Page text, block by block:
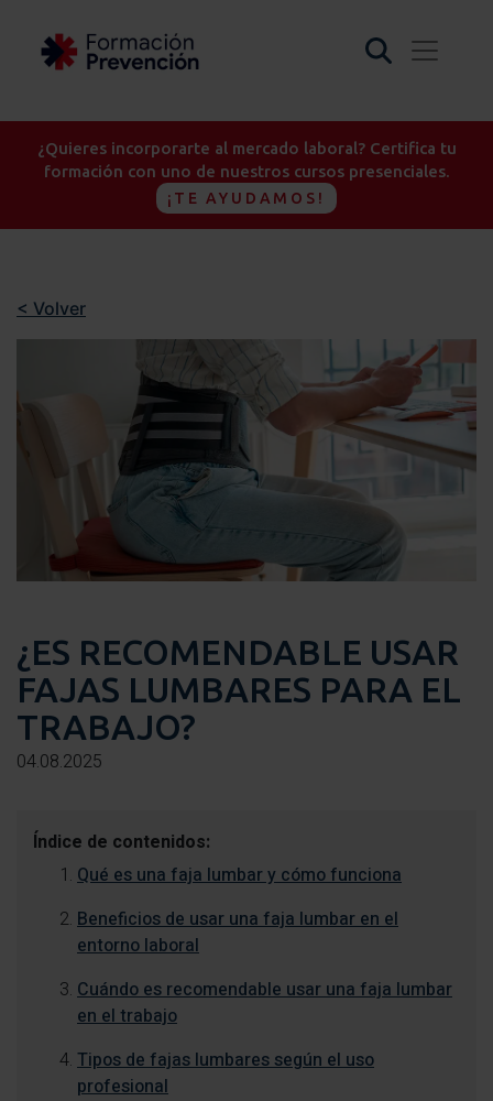
¿Quieres incorporarte al mercado laboral? Certifica tu
formación con uno de nuestros cursos presenciales.
¡TE AYUDAMOS!
< Volver
¿ES RECOMENDABLE USAR
FAJAS LUMBARES PARA EL
TRABAJO?
04.08.2025
Índice de contenidos:
Qué es una faja lumbar y cómo funciona
Beneficios de usar una faja lumbar en el
entorno laboral
Cuándo es recomendable usar una faja lumbar
en el trabajo
Tipos de fajas lumbares según el uso
profesional